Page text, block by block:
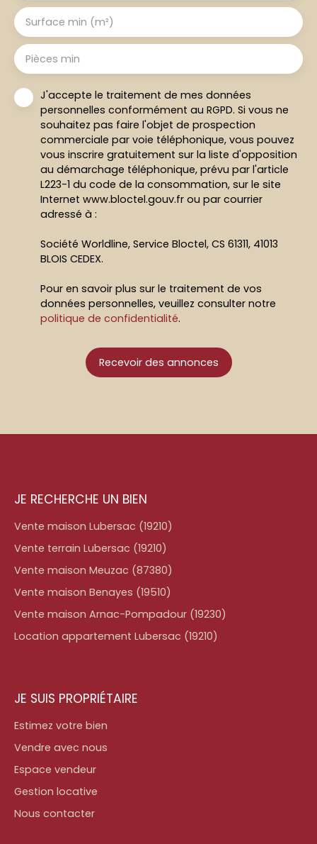
Surface min (m²)
Pièces min
J'accepte le traitement de mes données
personnelles conformément au RGPD. Si vous ne
souhaitez pas faire l'objet de prospection
commerciale par voie téléphonique, vous pouvez
vous inscrire gratuitement sur la liste d'opposition
au démarchage téléphonique, prévu par l'article
L223-1 du code de la consommation, sur le site
Internet www.bloctel.gouv.fr ou par courrier
adressé à :
Société Worldline, Service Bloctel, CS 61311, 41013
BLOIS CEDEX.
Pour en savoir plus sur le traitement de vos
données personnelles, veuillez consulter notre
politique de confidentialité.
Recevoir des annonces
JE RECHERCHE UN BIEN
Vente maison Lubersac (19210)
Vente terrain Lubersac (19210)
Vente maison Meuzac (87380)
Vente maison Benayes (19510)
Vente maison Arnac-Pompadour (19230)
Location appartement Lubersac (19210)
JE SUIS PROPRIÉTAIRE
Estimez votre bien
Vendre avec nous
Espace vendeur
Gestion locative
Nous contacter